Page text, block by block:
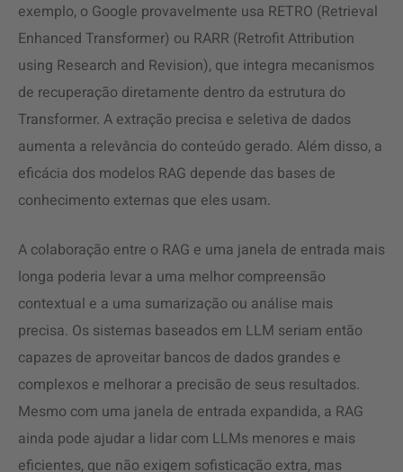
exemplo, o Google provavelmente usa RETRO (Retrieval
Enhanced Transformer) ou RARR (Retrofit Attribution
using Research and Revision), que integra mecanismos
de recuperação diretamente dentro da estrutura do
Transformer. A extração precisa e seletiva de dados
aumenta a relevância do conteúdo gerado. Além disso, a
eficácia dos modelos RAG depende das bases de
conhecimento externas que eles usam.
A colaboração entre o RAG e uma janela de entrada mais
longa poderia levar a uma melhor compreensão
contextual e a uma sumarização ou análise mais
precisa. Os sistemas baseados em LLM seriam então
capazes de aproveitar bancos de dados grandes e
complexos e melhorar a precisão de seus resultados.
Mesmo com uma janela de entrada expandida, a RAG
ainda pode ajudar a lidar com LLMs menores e mais
eficientes, que não exigem sofisticação extra, mas